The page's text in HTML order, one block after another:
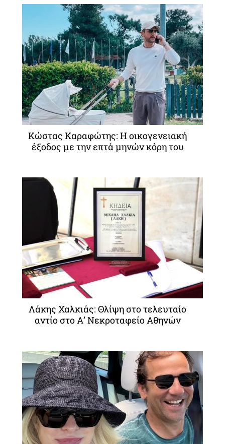
Κώστας Καραφώτης: Η οικογενειακή
έξοδος με την επτά μηνών κόρη του
Λάκης Χαλκιάς: Θλίψη στο τελευταίο
αντίο στο Α’ Νεκροταφείο Αθηνών